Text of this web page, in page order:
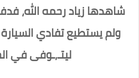
شاهدها زياد رحمه الله،
ولم يستطيع تفادي
ليتـ,ـوفى في